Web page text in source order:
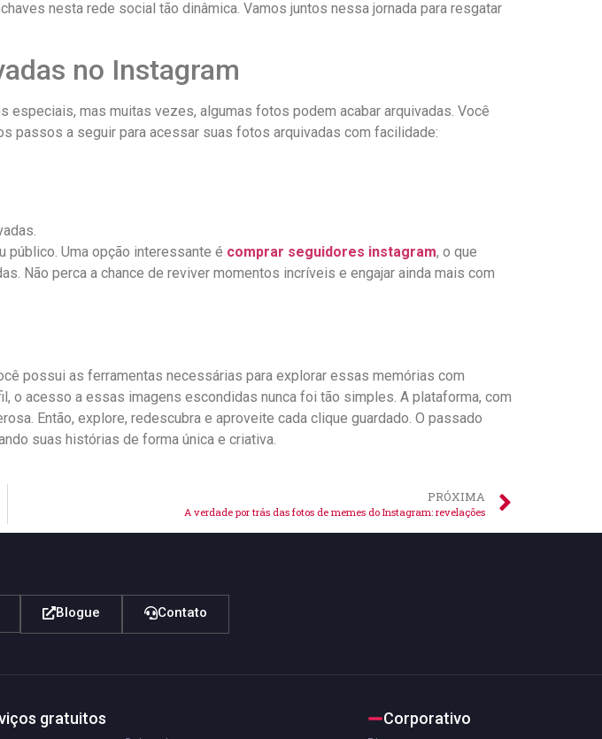
nesta ⁢rede social tão dinâmica. Vamos juntos nessa ⁤jornada para resgatar
no Instagram
mas‍ muitas vezes, algumas fotos ⁤podem⁣ acabar arquivadas. Você
passos a ⁣seguir para acessar suas fotos arquivadas ⁢com facilidade:
público.​ Uma opção interessante é comprar⁣ seguidores instagram, o que
Não perca a chance de ‌reviver momentos ⁣incríveis e engajar ainda mais com⁤
possui ‌as ferramentas necessárias para⁣ explorar essas memórias ‌com
o acesso ​a‌ essas⁢ imagens escondidas nunca⁣ foi tão⁤ simples. A​ plataforma, com
Então, explore, redescubra e⁢ aproveite cada clique guardado. O passado
suas histórias⁢ de ⁤forma única e ⁣criativa.
PRÓXIMA
A verdade por trás das fotos de memes do Instagram: revelações
Blogue Contato
gratuitos Corporativo